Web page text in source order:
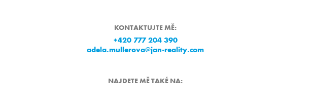
KONTAKTUJTE MĚ:
+420 777 204 390
adela.mullerova@jan-reality.com
NAJDETE MĚ TAKÉ NA: